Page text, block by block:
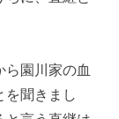
園川家の血
聞きまし